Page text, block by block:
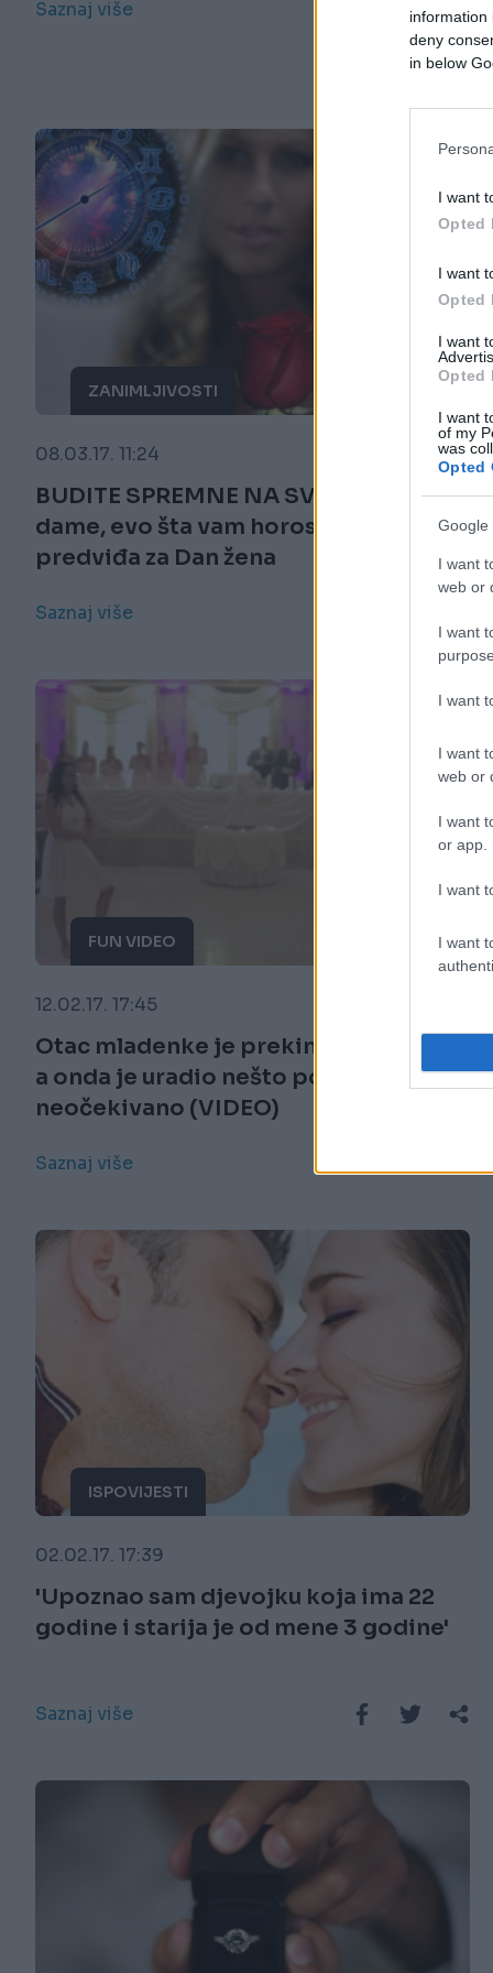
information
deny
in below
I want
Opted
I want
Opted
I want
Opted
I want
of my
was
Opted
Google
I want
web or
I want
I want
I want
web or
I want
or app.
I want
I want
Saznaj više
ZANIMLJIVOSTI
08.03.17. 11:24
BUDITE SPREMNE NA SVE: Drage
dame, evo šta vam horoskop
predviđa za Dan žena
Saznaj više
FUN VIDEO
12.02.17. 17:45
Otac mladenke je prekinuo prvi ples,
a onda je uradio nešto potpuno
neočekivano (VIDEO)
Saznaj više
ISPOVIJESTI
02.02.17. 17:39
'Upoznao sam djevojku koja ima 22
godine i starija je od mene 3 godine'
Saznaj više